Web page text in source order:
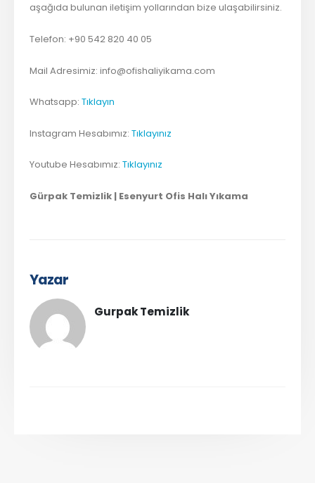
aşağıda bulunan iletişim yollarından bize ulaşabilirsiniz.
Telefon: +90 542 820 40 05
Mail Adresimiz:info@ofishaliyikama.com
Whatsapp:Tıklayın
Instagram Hesabımız:Tıklayınız
Youtube Hesabımız:Tıklayınız
Gürpak Temizlik | Esenyurt Ofis Halı Yıkama
Yazar
Gurpak Temizlik